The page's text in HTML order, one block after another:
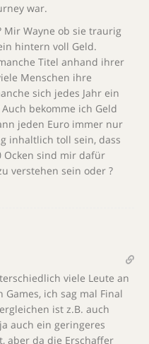
war.
Mir Wayne ob sie traurig
hintern voll Geld.
Titel anhand ihrer
Menschen ihre
sich jedes Jahr ein
bekomme ich Geld
jeden Euro immer nur
inhaltlich toll sein, dass
Ocken sind mir dafür
verstehen sein oder ?
viele Leute an
ich sag mal Final
ist z.B. auch
auch ein geringeres
aber da die Erschaffer